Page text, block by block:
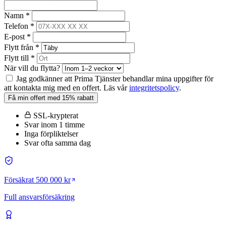
Namn *
Telefon *
E-post *
Flytt från *
Flytt till *
När vill du flytta?
Jag godkänner att Prima Tjänster behandlar mina uppgifter för
att kontakta mig med en offert. Läs vårintegritetspolicy.
Få min offert med 15% rabatt
SSL-krypterat
Svar inom 1 timme
Inga förpliktelser
Svar ofta samma dag
Försäkrat 500 000 kr
Full ansvarsförsäkring